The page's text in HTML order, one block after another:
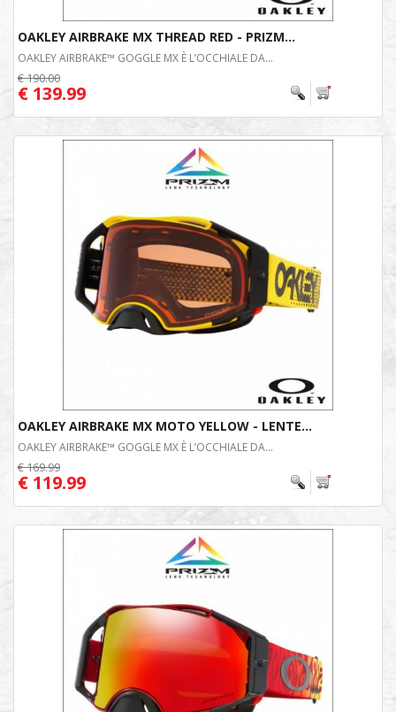
OAKLEY AIRBRAKE MX THREAD RED - PRIZM...
OAKLEY AIRBRAKE™ GOGGLE MX È L’OCCHIALE DA...
€ 190.00
€ 139.99
OAKLEY AIRBRAKE MX MOTO YELLOW - LENTE...
OAKLEY AIRBRAKE™ GOGGLE MX È L’OCCHIALE DA...
€ 169.99
€ 119.99